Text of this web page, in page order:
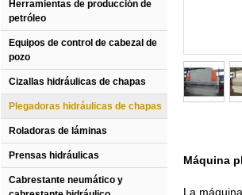
Herramientas de producción de
petróleo
Equipos de control de cabezal de
pozo
Cizallas hidráulicas de chapas
Plegadoras hidráulicas de chapas
Roladoras de láminas
Prensas hidráulicas
Cabrestante neumático y
Máquina
La